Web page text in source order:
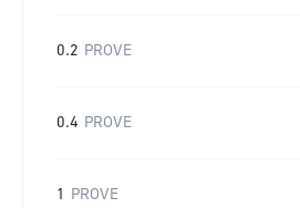
0.2 PROVE
0.4 PROVE
1 PROVE